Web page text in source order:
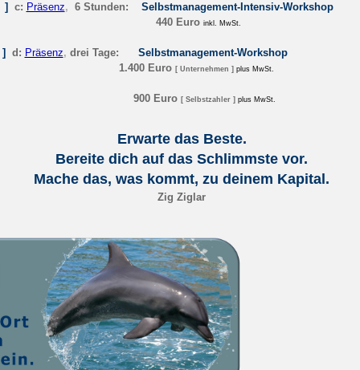
] c: Präsenz, 6 Stunden:
Selbstmanagement-Intensiv-Workshop
440 Euro inkl. MwSt.
] d: Präsenz, drei Tage:
Selbstmanagement-Workshop
1.400 Euro [ Unternehmen ] plus MwSt.
900 Euro [ Selbstzahler ] plus MwSt.
Erwarte das Beste.
Bereite dich auf das Schlimmste vor.
Mache das, was kommt, zu deinem Kapital.
Zig Ziglar